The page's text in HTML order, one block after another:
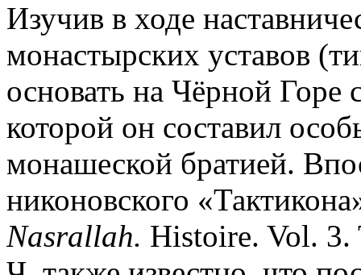
Изучив в ходе
монастырских уставов
основать на Чёрной
которой он составил
монашеской братией.
никоновского
Nasrallah. Histoire. Vol. 3.